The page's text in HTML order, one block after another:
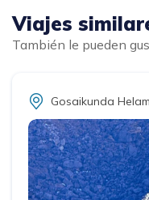
Viajes
También le pueden
Gosaikunda